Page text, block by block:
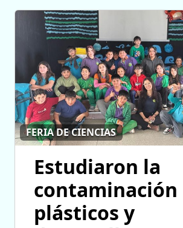
FERIA DE CIENCIAS
Estudiaron la
contaminación
plásticos y